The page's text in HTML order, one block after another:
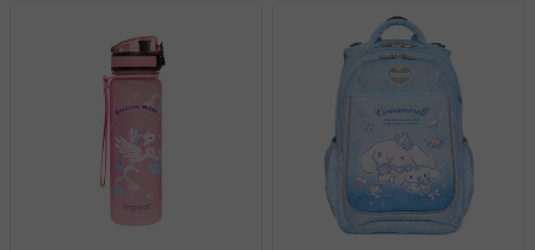
並點選『我要退貨』即可進行申請。若有相關退貨問題，請
至媽咪愛LINE@客服ID: @mamilove
我們將依序為您處理
與服務，謝謝。
針對滿件折/滿額贈…等活動，如因部份退貨，而該訂單保
留商品未達活動門檻，將以原價計算，活動贈品亦需一併退